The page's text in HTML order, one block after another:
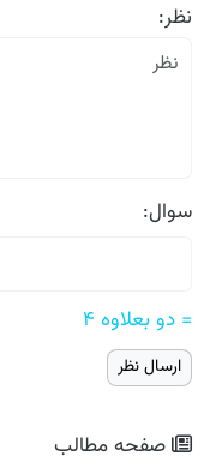
نظر:
سوال:
= دو بعلاوه ۴
صفحه مطالب